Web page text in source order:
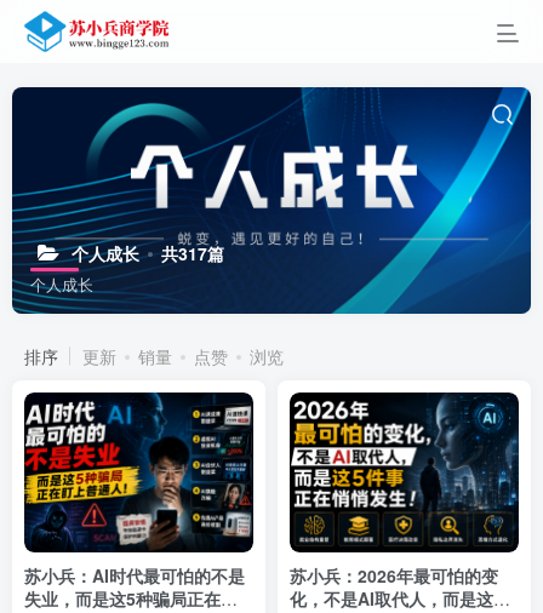
个人成长 共317篇
个人成长
排序 更新 销量 点赞 浏览
苏小兵：AI时代最可怕的不是
失业，而是这5种骗局正在盯
苏小兵：2026年最可怕的变
化，不是AI取代人，而是这5